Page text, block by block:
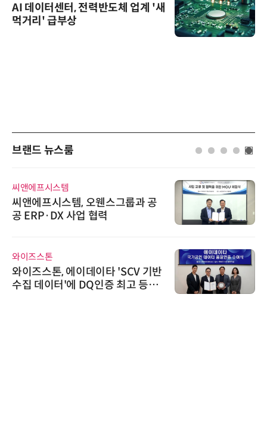
AI 데이터센터, 전력반도체 업계 '새
먹거리' 급부상
브랜드 뉴스룸
씨앤에프시스템
씨앤에프시스템, 오웬스그룹과 공
공 ERP·DX 사업 협력
와이즈스톤
와이즈스톤, 에이데이타 'SCV 기반
수집 데이터'에 DQ인증 최고 등급